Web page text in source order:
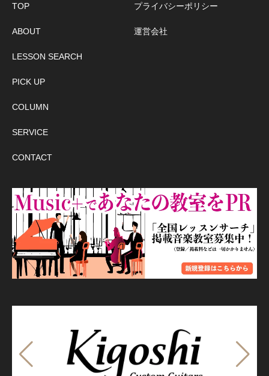
TOP
ABOUT
LESSON SEARCH
PICK UP
COLUMN
SERVICE
CONTACT
プライバシーポリシー
運営会社